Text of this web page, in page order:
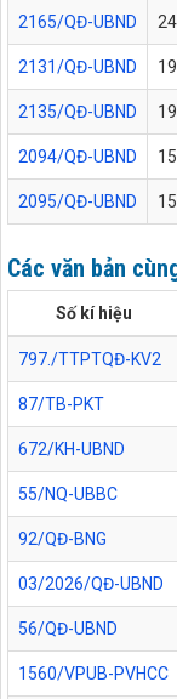
2165/QĐ-UBND
2131/QĐ-UBND
2135/QĐ-UBND
2094/QĐ-UBND
2095/QĐ-UBND
Các văn bản
Số kí hiệu
797./TTPTQĐ-KV2
87/TB-PKT
672/KH-UBND
55/NQ-UBBC
92/QĐ-BNG
03/2026/QĐ-UBND
56/QĐ-UBND
1560/VPUB-PVHCC